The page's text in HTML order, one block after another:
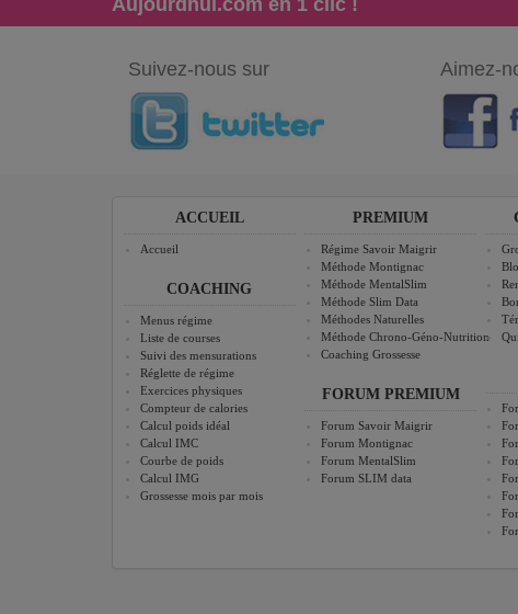
Aujourdhui.com en 1 clic !
Suivez-nous sur Aimez-
ACCUEIL
Accueil
COACHING
Menus régime
Liste de courses
Suivi des mensurations
Réglette de régime
Exercices physiques
Compteur de calories
Calcul poids idéal
Calcul IMC
Courbe de poids
Calcul IMG
Grossesse mois par mois
PREMIUM
Régime Savoir Maigrir
Méthode Montignac
Méthode MentalSlim
Méthode Slim Data
Méthodes Naturelles
Méthode Chrono-Géno-Nutrition
Coaching Grossesse
FORUM PREMIUM
Forum Savoir Maigrir
Forum Montignac
Forum MentalSlim
Forum SLIM data